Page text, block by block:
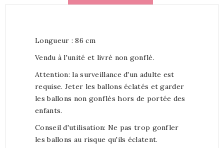
Longueur : 86 cm
Vendu à l'unité et livré non gonflé.
Attention: la surveillance d'un adulte est
requise. Jeter les ballons éclatés et garder
les ballons non gonflés hors de portée des
enfants.
Conseil d'utilisation: Ne pas trop gonfler
les ballons au risque qu'ils éclatent.